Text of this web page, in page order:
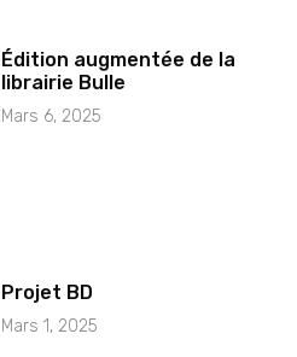
Édition augmentée de la
librairie Bulle
Mars 6, 2025
Projet BD
Mars 1, 2025